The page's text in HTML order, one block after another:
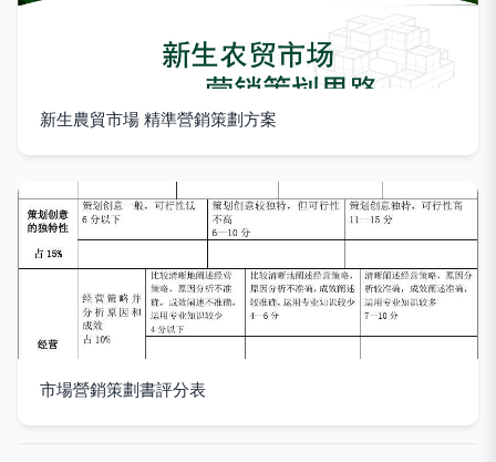
新生農貿市場 精準營銷策劃方案
市場營銷策劃書評分表